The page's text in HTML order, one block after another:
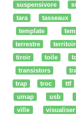
suspensivore
tara
tasseaux
template
terrestre
tiroir
toile
transistors
trap
troc ttf
umap
usb
ville
visualiser